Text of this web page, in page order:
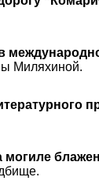
Миляхиной.